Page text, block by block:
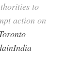
to
action on